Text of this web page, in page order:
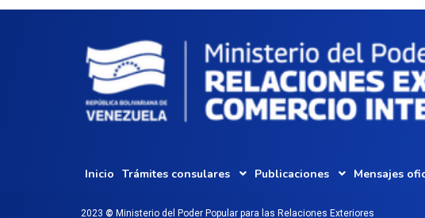
Inicio Trámites consulares Publicaciones Mensajes
2023 © Ministerio del Poder Popular para las Relaciones Exteriores